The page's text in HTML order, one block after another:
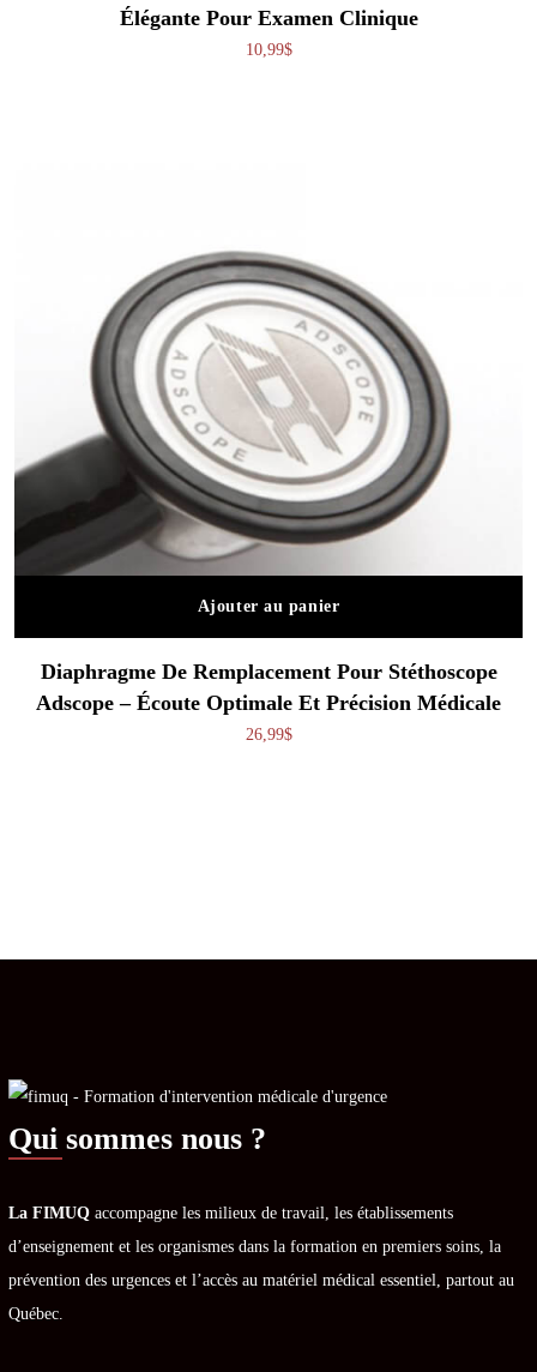
Élégante Pour Examen Clinique
10,99$
Ajouter au panier
Diaphragme De Remplacement Pour Stéthoscope
Adscope – Écoute Optimale Et Précision Médicale
26,99$
Qui sommes nous ?
La FIMUQ accompagne les milieux de travail, les établissements
d’enseignement et les organismes dans la formation en premiers soins, la
prévention des urgences et l’accès au matériel médical essentiel, partout au
Québec.